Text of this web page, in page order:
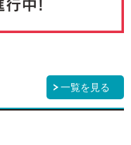
一覧を見る